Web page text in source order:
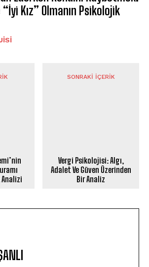
Kız” Olmanın Psikolojik
Analizi
SONRAKI İÇERIK
Vergi Psikolojisi: Algı,
Adalet Ve Güven Üzerinden
Bir Analiz